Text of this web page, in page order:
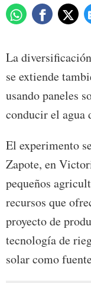
La
se extiende
usando paneles
conducir el agua
El experimento
Zapote, en
pequeños
recursos que
proyecto de
tecnología de
solar como